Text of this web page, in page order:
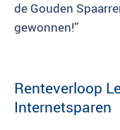
de Gouden
gewonnen!”
Renteverloop
Internetsparen